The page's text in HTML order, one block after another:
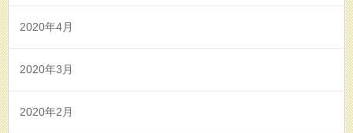
2020年4月
2020年3月
2020年2月